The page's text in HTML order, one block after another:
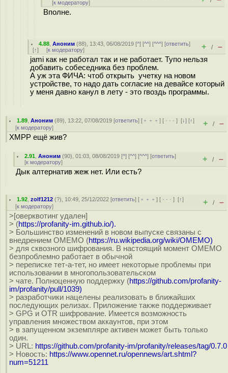
[к модератору]
Вполне.
4.88 ,Аноним (88), 13:43, 06/08/2019 [^] [^^] [^^^] [ответить]
[↑] [к модератору] + / –
jami как не работал так и не работает. Тупо нельзя
добавить собеседника без проблем.
А уж эта ФИЧА: чтоб открыть учетку на новом
устройстве, то надо дать согласие на девайсе который
у меня давно канул в лету - это гвоздь программы.
1.89 ,Аноним (89), 13:22, 07/08/2019 [ответить] [ ﹢﹢﹢] [ · · ·][↓] [↑]
[к модератору] + / –
XMPP ещё жив?
2.91 ,Аноним (90), 01:03, 08/08/2019 [^] [^^] [^^^] [ответить]
[к модератору] + / –
Дык алтернатив жеж нет. Или есть?
1.92 ,zolf1212 (?), 10:49, 25/12/2022 [ответить] [ ﹢﹢﹢] [ · · ·][↑]
[к модератору] + / –
>[оверквотинг удален]
> (https://profanity-im.github.io/).
> Большинство изменений в новом выпуске связаны с
внедрением OMEMO (https://ru.wikipedia.org/wiki/OMEMO)
> для сквозного шифрования. В настоящий момент OMEMO
безпроблемно работает в обычной
> переписке тет-а-тет, но имеет некоторые проблемы при
использовании в многопользовательском
> чате. Полноценную поддержку (https://github.com/profanity-
im/profanity/pull/1039)
> разработчики нацелены реализовать в ближайших
последующих релизах. Приложение также поддерживает
> GPG и OTR шифрование. Имеется возможность
управления множеством аккаунтов, при этом
> в запущенном экземпляре активен может быть только
один.
> URL: https://github.com/profanity-im/profanity/releases/tag/0.7.0
> Новость: https://www.opennet.ru/opennews/art.shtml?
num=51211